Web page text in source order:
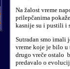
Na žalost vreme
prilepčanima
kasnije su i pustili i
Sutradan smo imali
vreme koje je bilo u
drugo vreče ostalo
predavalo o